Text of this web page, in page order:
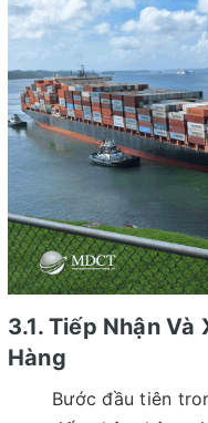
3.1. Tiếp Nhận Và
Hàng
Bước đầu tiên